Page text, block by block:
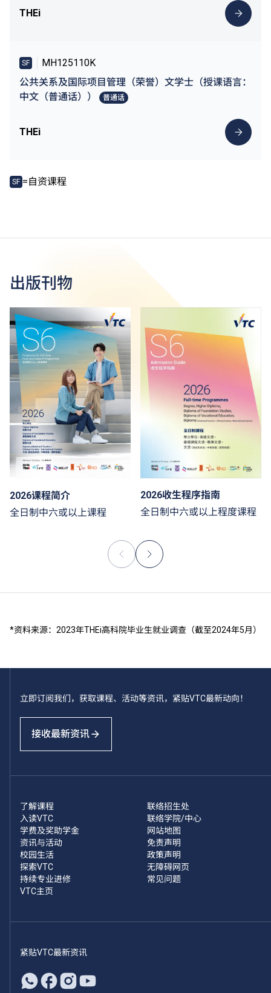
THEi
SF
MH125110K
公共关系及国际项目管理（荣誉）文学士（授课语言：
中文（普通话））
普通话
THEi
SF =自资课程
出版刊物
2026课程简介
全日制中六或以上课程
2026收生程序指南
全日制中六或以上程度课程
*资料来源：2023年THEi高科院毕业生就业调查（截至2024年5月）
立即订阅我们，获取课程、活动等资讯，紧贴VTC最新动向！
接收最新资讯
了解课程
入读VTC
学费及奖助学金
资讯与活动
校园生活
探索VTC
持续专业进修
VTC主页
联络招生处
联络学院/中心
网站地图
免责声明
政策声明
无障碍网页
常见问题
紧贴VTC最新资讯